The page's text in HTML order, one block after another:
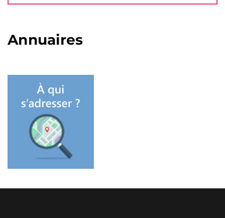
Annuaires